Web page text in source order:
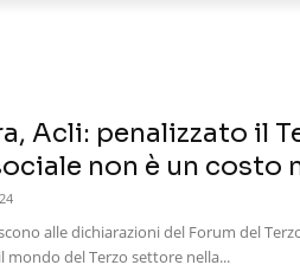
Acli: penalizzato il
non è un costo
alle dichiarazioni del Forum del
mondo del Terzo settore nella...